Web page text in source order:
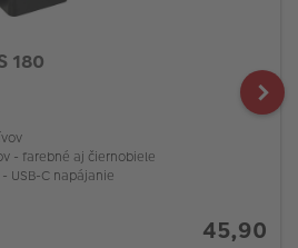
180
- farebné aj čiernobiele
Kompaktné prevedenie - USB-C napájanie
45,90